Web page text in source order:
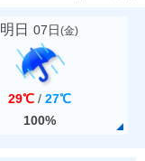
明日 07日(金)
29℃ / 27℃
100%